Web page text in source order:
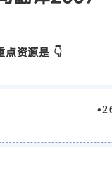
资源是 👇
•